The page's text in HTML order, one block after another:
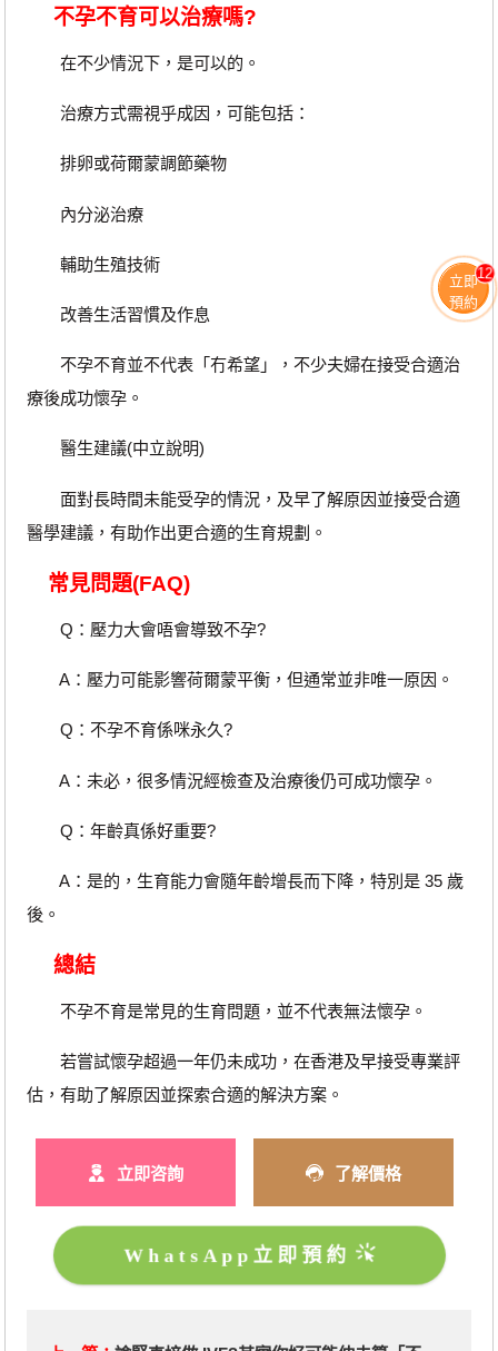
不孕不育可以治療嗎?
在不少情況下，是可以的。
治療方式需視乎成因，可能包括：
排卵或荷爾蒙調節藥物
內分泌治療
輔助生殖技術
改善生活習慣及作息
不孕不育並不代表「冇希望」，不少夫婦在接受合適治
療後成功懷孕。
醫生建議(中立說明)
面對長時間未能受孕的情況，及早了解原因並接受合適
醫學建議，有助作出更合適的生育規劃。
常見問題(FAQ)
Q：壓力大會唔會導致不孕?
A：壓力可能影響荷爾蒙平衡，但通常並非唯一原因。
Q：不孕不育係咪永久?
A：未必，很多情況經檢查及治療後仍可成功懷孕。
Q：年齡真係好重要?
A：是的，生育能力會隨年齡增長而下降，特別是 35 歲
後。
總結
不孕不育是常見的生育問題，並不代表無法懷孕。
若嘗試懷孕超過一年仍未成功，在香港及早接受專業評
估，有助了解原因並探索合適的解決方案。
立即咨詢 了解價格
WhatsApp立即預約
立即
預約
12